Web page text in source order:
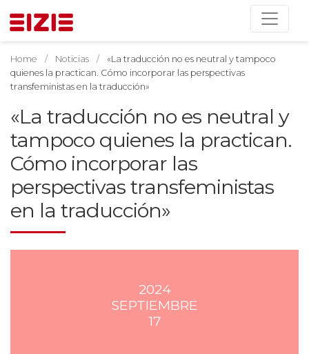
Home Noticias
«La traducción no es neutral y tampoco
quienes la practican. Cómo incorporar las perspectivas
transfeministas en la traducción»
«La traducción no es neutral y
tampoco quienes la practican.
Cómo incorporar las
perspectivas transfeministas
en la traducción»
2024
SEPTIEMBRE
17